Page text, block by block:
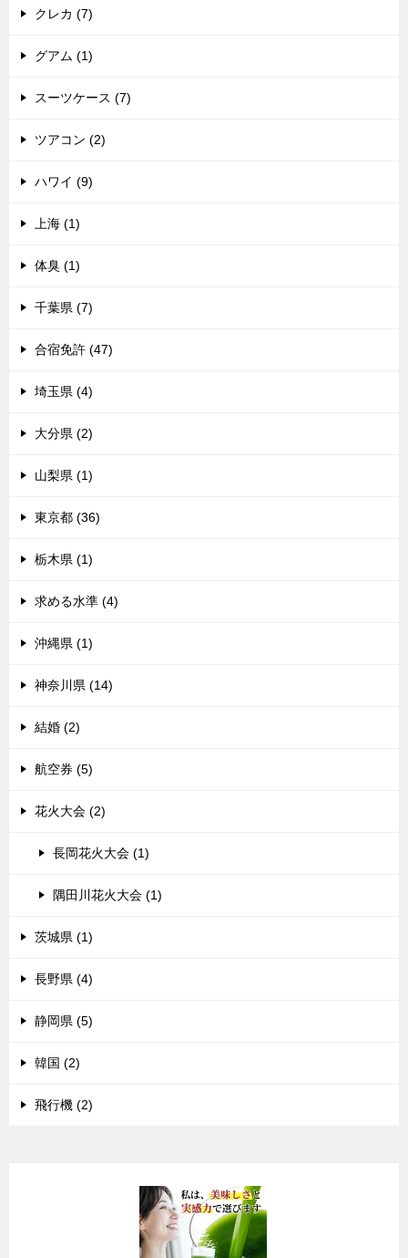
クレカ (7)
グアム (1)
スーツケース (7)
ツアコン (2)
ハワイ (9)
上海 (1)
体臭 (1)
千葉県 (7)
合宿免許 (47)
埼玉県 (4)
大分県 (2)
山梨県 (1)
東京都 (36)
栃木県 (1)
求める水準 (4)
沖縄県 (1)
神奈川県 (14)
結婚 (2)
航空券 (5)
花火大会 (2)
長岡花火大会 (1)
隅田川花火大会 (1)
茨城県 (1)
長野県 (4)
静岡県 (5)
韓国 (2)
飛行機 (2)